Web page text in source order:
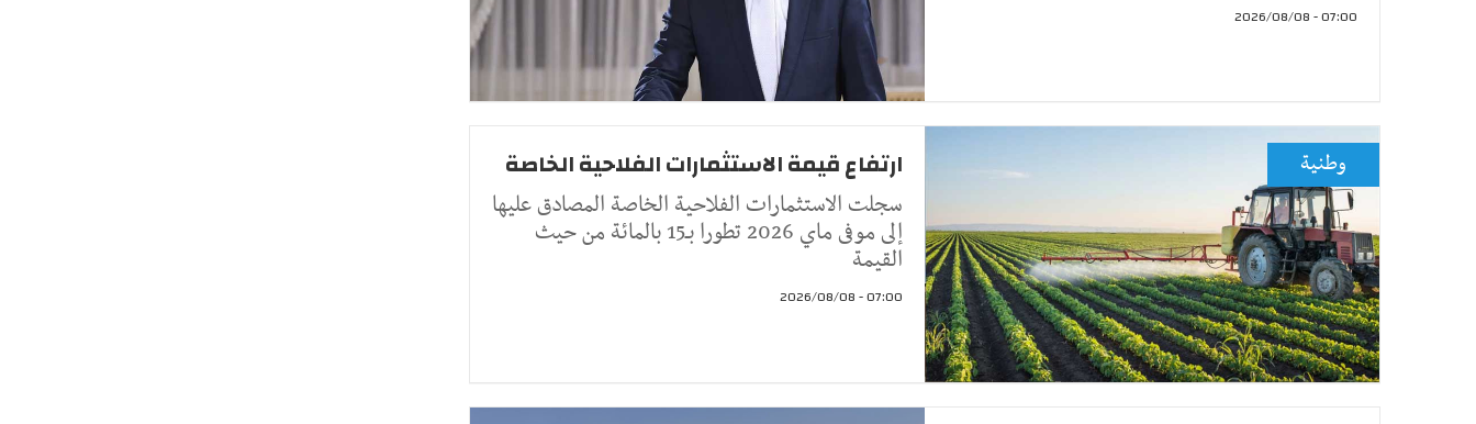
07:00 - 2026/08/08
وطنية ارتفاع قيمة الاستثمارات الفلاحية الخاصة
سجلت الاستثمارات الفلاحية الخاصة المصادق عليها
إلى موفى ماي 2026 تطورا بـ15 بالمائة من حيث
القيمة
07:00 - 2026/08/08